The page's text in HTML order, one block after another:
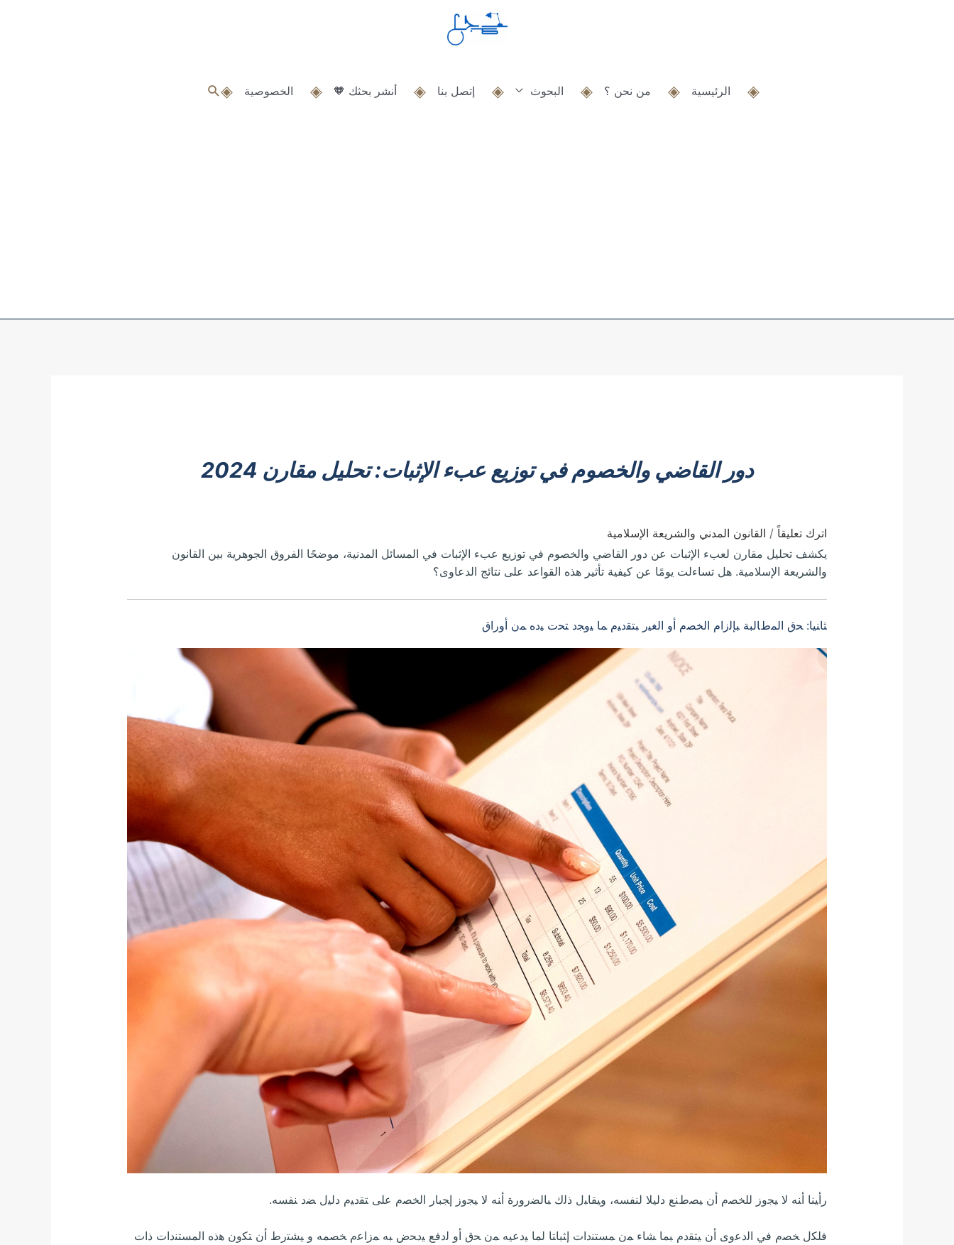
الرئيسية من نحن ؟ البحوث إتصل بنا أنشر بحثك 🧡 الخصوصية البحث
دور القاضي والخصوم في توزيع عبء الإثبات: تحليل مقارن 2024
اترك تعليقاً / القانون المدني والشريعة الإسلامية
يكشف تحليل مقارن لعبء الإثبات عن دور القاضي والخصوم في توزيع عبء الإثبات في المسائل المدنية، موضحًا الفروق الجوهرية بين القانون
والشريعة الإسلامية. هل تساءلت يومًا عن كيفية تأثير هذه القواعد على نتائج الدعاوى؟
ﺜﺎﻨﻴﺎ: ﺤﻕ ﺍﻟﻤﻁﺎﻟﺒﺔ ﺒﺈﻟﺯﺍﻡ ﺍﻟﺨﺼﻡ ﺃﻭ ﺍﻟﻐﻴﺭ ﺒﺘﻘﺩﻴﻡ ﻤﺎ ﻴﻭﺠﺩ ﺘﺤﺕ ﻴﺩﻩ ﻤﻥ ﺃﻭﺭﺍﻕ
ﺭﺃﻴﻨﺎ ﺃﻨﻪ ﻻ ﻴﺠﻭﺯ ﻟﻠﺨﺼﻡ ﺃﻥ ﻴﺼﻁﻨﻊ ﺩﻟﻴﻼ ﻟﻨﻔﺴﻪ، ﻭﻴﻘﺎﺒل ﺫﻟﻙ ﺒﺎﻟﻀﺭﻭﺭﺓ ﺃﻨﻪ ﻻ ﻴﺠﻭﺯ ﺇﺠﺒﺎﺭ ﺍﻟﺨﺼﻡ ﻋﻠﻰ ﺘﻘﺩﻴﻡ ﺩﻟﻴﻝ ﻀﺩ ﻨﻔﺴﻪ.
ﻓﻠﻜل ﺨﺼﻡ ﻓﻲ ﺍﻟﺩﻋﻭﻯ ﺃﻥ ﻴﺘﻘﺩﻡ ﺒﻤﺎ ﺸﺎﺀ ﻤﻥ ﻤﺴﺘﻨﺩﺍﺕ ﺇﺜﺒﺎﺘﺎ ﻟﻤﺎ ﻴﺩﻋﻴﻪ ﻤﻥ ﺤﻕ ﺃﻭ ﻟﺩﻓﻊ ﻴﺩﺤﺽ ﺒﻪ ﻤﺯﺍﻋﻡ ﺨﺼﻤﻪ ﻭ ﻴﺸﺘﺭﻁ ﺃﻥ ﺘﻜﻭﻥ ﻫﺫﻩ ﺍﻟﻤﺴﺘﻨﺩﺍﺕ ﺫﺍﺕ